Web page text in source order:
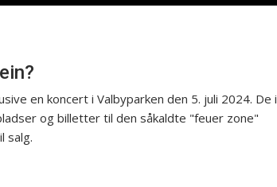
en koncert i Valbyparken den 5. juli 2024. De i
og billetter til den såkaldte "feuer zone"
salg.